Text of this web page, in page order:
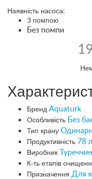
Наявність насоса:
З помпою
Без помпи
Бренд Aquaturk
Особливість Без
Тип крану
Продуктивність 78
Виробник
К-ть етапів
Призначення Для